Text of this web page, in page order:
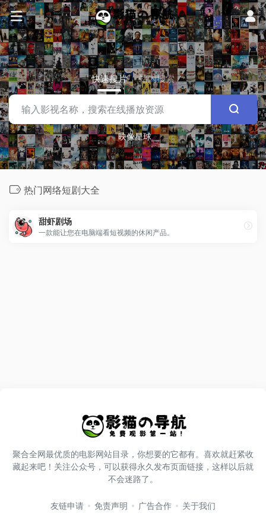
快速搜片 站内搜索
映像星球
热门网络短剧大全
甜虾剧场
一款能让您在电脑端看短视频的休闲产品。
聚合全网最优质的电影网站目录，你想要的它都有。喜欢就赶紧收
藏起来吧！关注公众号，可以获得永久发布页面链接，这样以后就
不会迷路了。
友链申请 免责声明 广告合作 关于我们